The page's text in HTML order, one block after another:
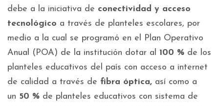
debe a la iniciativa de conectividad y acceso
tecnológico a través de planteles escolares, por
medio a la cual se programó en el Plan Operativo
Anual (POA) de la institución dotar al 100 % de los
planteles educativos del país con acceso a internet
de calidad a través de fibra óptica, así como a
un 50 % de planteles educativos con sistema de